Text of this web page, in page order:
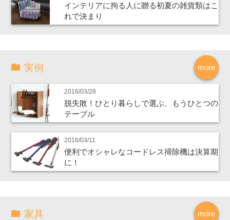
インテリアに拘る人に贈る初夏の雑貨類はこ
れで決まり
more
実例
2016/03/28
脱失敗！ひとり暮らしで選ぶ、もうひとつの
テーブル
2016/03/11
便利でオシャレなコードレス掃除機は決算期
に！
more
家具